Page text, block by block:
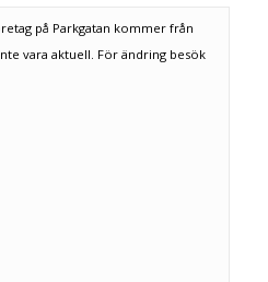
på Parkgatan kommer från
vara aktuell. För ändring besök